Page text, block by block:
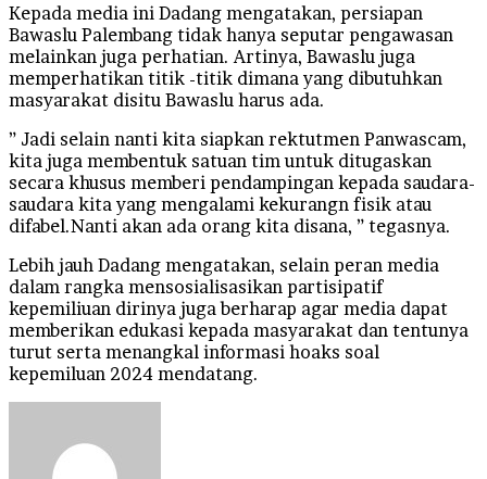
Kepada media ini Dadang mengatakan, persiapan
Bawaslu Palembang tidak hanya seputar pengawasan
melainkan juga perhatian. Artinya, Bawaslu juga
memperhatikan titik -titik dimana yang dibutuhkan
masyarakat disitu Bawaslu harus ada.
” Jadi selain nanti kita siapkan rektutmen Panwascam,
kita juga membentuk satuan tim untuk ditugaskan
secara khusus memberi pendampingan kepada saudara-
saudara kita yang mengalami kekurangn fisik atau
difabel.Nanti akan ada orang kita disana, ” tegasnya.
Lebih jauh Dadang mengatakan, selain peran media
dalam rangka mensosialisasikan partisipatif
kepemiliuan dirinya juga berharap agar media dapat
memberikan edukasi kepada masyarakat dan tentunya
turut serta menangkal informasi hoaks soal
kepemiluan 2024 mendatang.